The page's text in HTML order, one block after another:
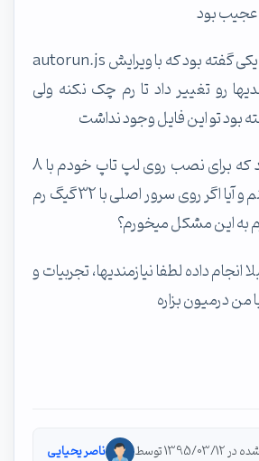
عجیب بود
تو یک سایت خارجی یکی گفته بود که با ویرایش autorun.js
رو تغییر داد تا رم چک نکنه ولی
بود تو این فایل وجود نداشت
لطفا راهنماییم کنید که برای نصب روی لپ تاپ خودم با 8
گیگ رم چکارباید بکنم و آیا اگر روی سرور اصلی با 32 گیگ رم
به این مشکل میخورم؟
انجام داده لطفا نیازمندیها، تجربیات و
من درمیون بزاره
03/12 توسط ناصر یحیایی